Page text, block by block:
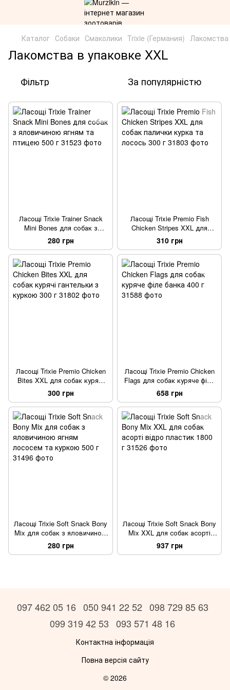
Каталог Собаки Смаколики Trixie (Германия) Лакомства
Лакомства в упаковке XXL
Фільтр За популярністю
Ласощі Trixie Trainer Snack
Mini Bones для собак з
яловичиною ягням та птицею
500 г
280 грн
Ласощі Trixie Premio Fish
Chicken Stripes XXL для
собак палички курка та
лосось 300 г
310 грн
Ласощі Trixie Premio Chicken
Bites XXL для собак курячі
гантельки з куркою 300 г
300 грн
Ласощі Trixie Premio Chicken
Flags для собак куряче філе
банка 400 г
658 грн
Ласощі Trixie Soft Snack Bony
Mix для собак з яловичиною
ягням лососем та куркою
500 г
280 грн
Ласощі Trixie Soft Snack Bony
Mix XXL для собак асорті
відро пластик 1800 г
937 грн
097 462 05 16 050 941 22 52 098 729 85 63
099 319 42 53 093 571 48 16
Контактна інформація
Повна версія сайту
© 2026